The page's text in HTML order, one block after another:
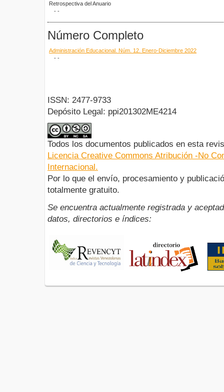
Retrospectiva del Anuario
- -
Número Completo
Administración Educacional. Núm. 12. Enero-Diciembre 2022
- -
ISSN: 2477-9733
Depósito Legal: ppi201302ME4214
Todos los documentos publicados en esta
Licencia Creative Commons Atribución -No
Internacional.
Por lo que el envío, procesamiento y
totalmente gratuito.
Se encuentra actualmente registrada y
datos, directorios e índices: